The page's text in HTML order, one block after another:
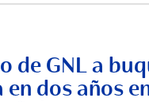
de GNL a
dos años